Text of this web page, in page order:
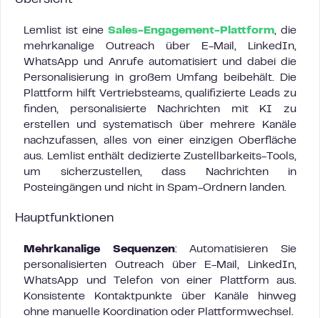
Lemlist ist eine Sales-Engagement-Plattform, die
mehrkanalige Outreach über E-Mail, LinkedIn,
WhatsApp und Anrufe automatisiert und dabei die
Personalisierung in großem Umfang beibehält. Die
Plattform hilft Vertriebsteams, qualifizierte Leads zu
finden, personalisierte Nachrichten mit KI zu
erstellen und systematisch über mehrere Kanäle
nachzufassen, alles von einer einzigen Oberfläche
aus. Lemlist enthält dedizierte Zustellbarkeits-Tools,
um sicherzustellen, dass Nachrichten in
Posteingängen und nicht in Spam-Ordnern landen.
Hauptfunktionen
Mehrkanalige Sequenzen: Automatisieren Sie
personalisierten Outreach über E-Mail, LinkedIn,
WhatsApp und Telefon von einer Plattform aus.
Konsistente Kontaktpunkte über Kanäle hinweg
ohne manuelle Koordination oder Plattformwechsel.